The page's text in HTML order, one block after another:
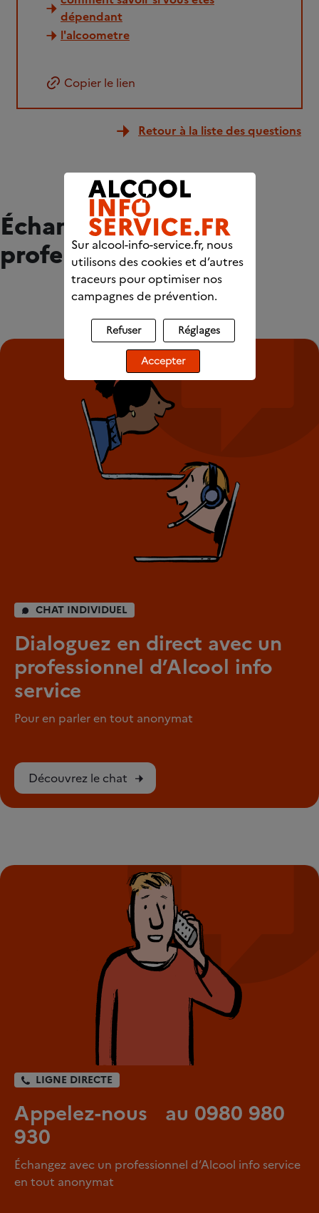
dépendant
l'alcoometre
Copier le lien
Retour à la liste des questions
Échangez avec des
professionnels
CHAT INDIVIDUEL
Dialoguez en direct avec un
professionnel d’Alcool info
service
Pour en parler en tout anonymat
Découvrez le chat
LIGNE DIRECTE
Appelez-nous au 0980 980
930
Échangez avec un professionnel d’Alcool info service
en tout anonymat
Sur alcool-info-service.fr, nous
utilisons des cookies et d’autres
traceurs pour optimiser nos
campagnes de prévention.
Refuser Réglages
Accepter